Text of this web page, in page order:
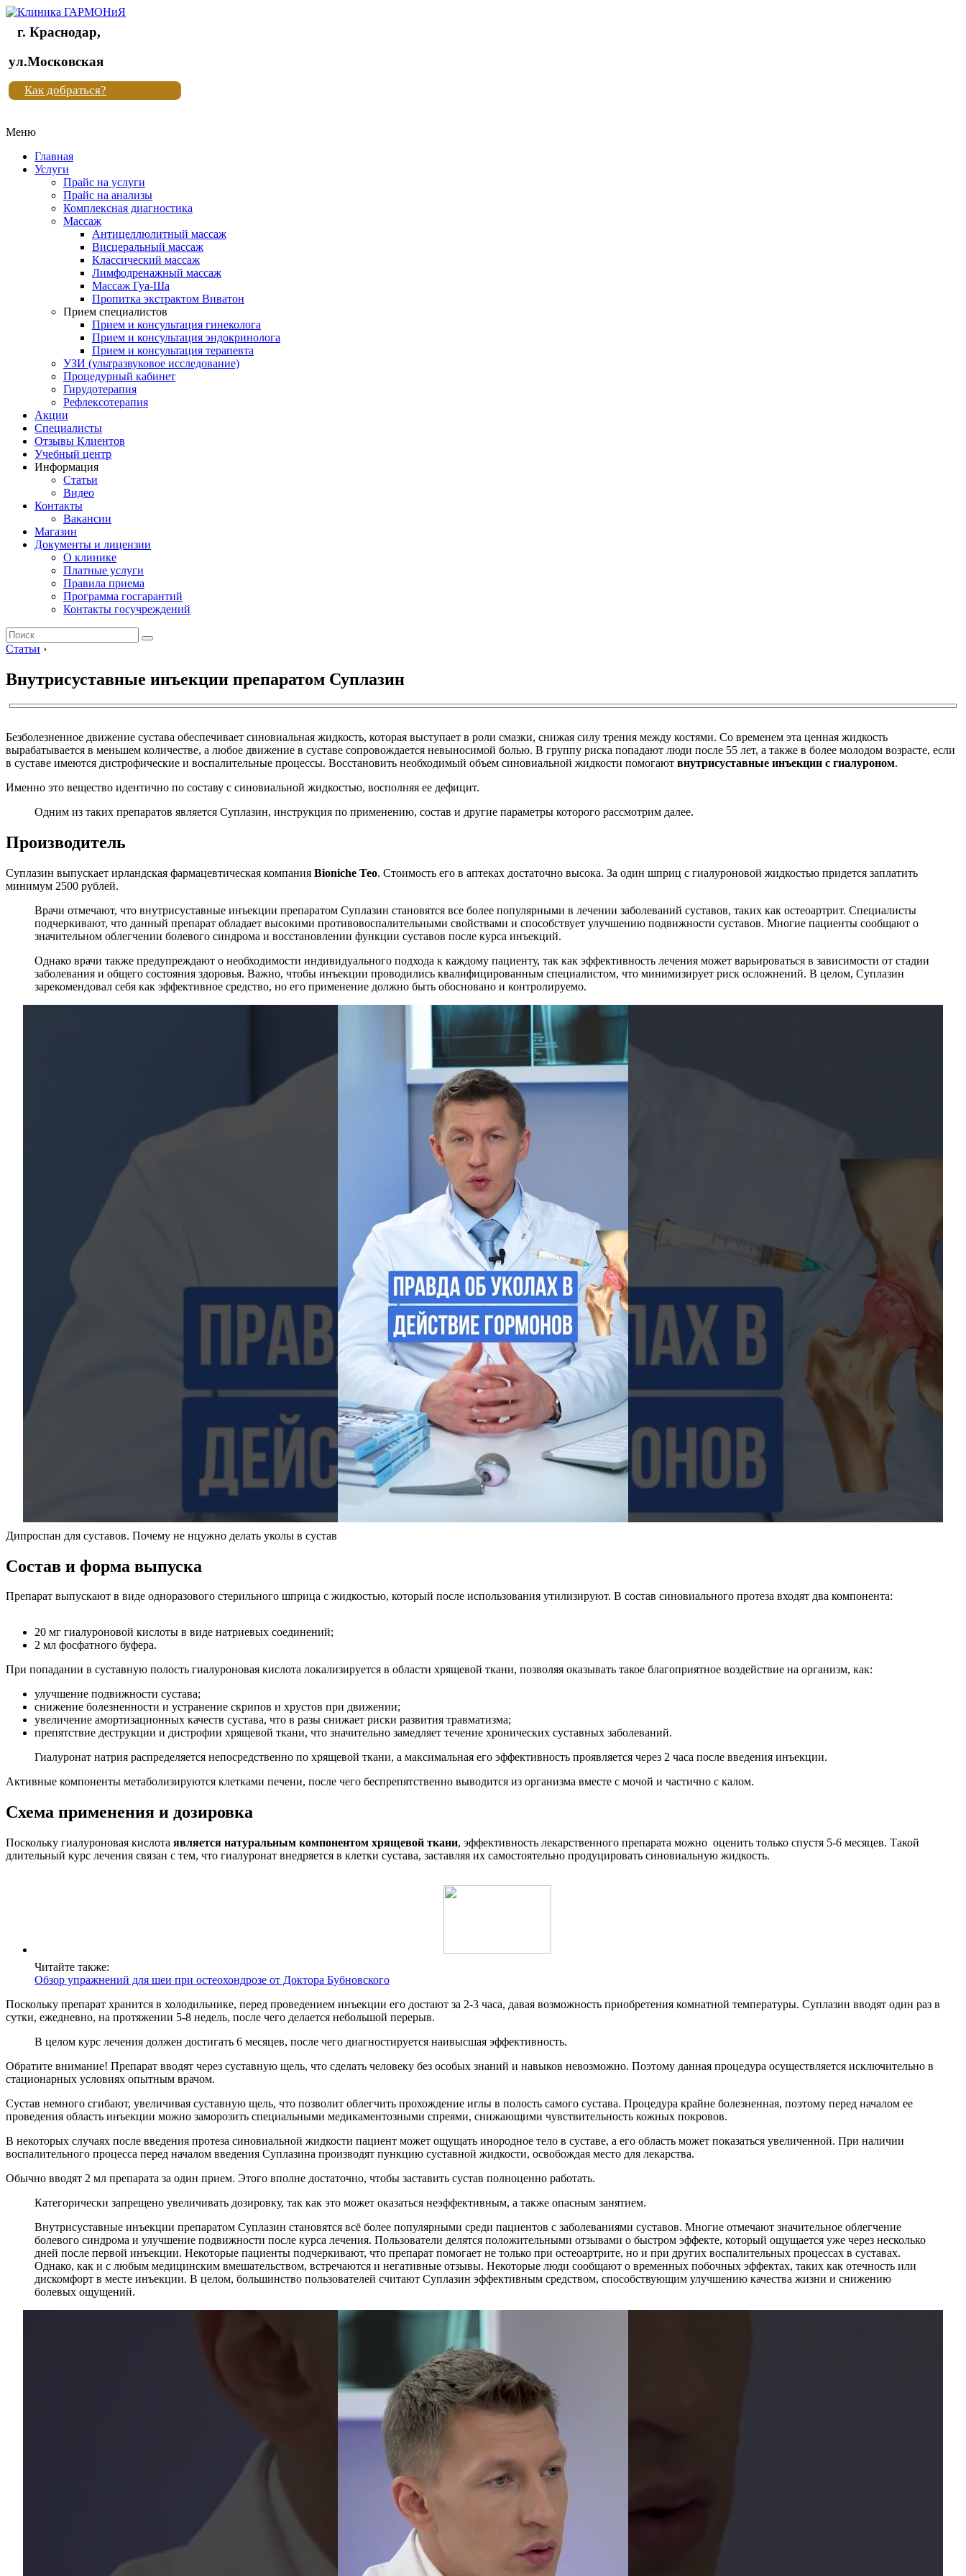
Клиника
"Новая
жизнь"
Клиника
жизнь"
г. Краснодар,
ул.Московская
Как добраться?
Меню
Главная
Услуги
Прайс на услуги
Прайс на анализы
Комплексная диагностика
Массаж
Антицеллюлитный массаж
Висцеральный массаж
Классический массаж
Лимфодренажный массаж
Массаж Гуа-Ша
Пропитка экстрактом Виватон
Прием специалистов
Прием и консультация гинеколога
Прием и консультация эндокринолога
Прием и консультация терапевта
УЗИ (ультразвуковое исследование)
Процедурный кабинет
Гирудотерапия
Рефлексотерапия
Акции
Специалисты
Отзывы Клиентов
Учебный центр
Информация
Статьи
Видео
Контакты
Вакансии
Магазин
Документы и лицензии
О клинике
Платные услуги
Правила приема
Программа госгарантий
Контакты госучреждений
Статьи ›
Внутрисуставные инъекции препаратом Суплазин
Безболезненное движение сустава обеспечивает синовиальная жидкость, которая выступает в роли смазки, снижая силу трения между костями. Со временем эта ценная жидкость
вырабатывается в меньшем количестве, а любое движение в суставе сопровождается невыносимой болью. В группу риска попадают люди после 55 лет, а также в более молодом возрасте, если
в суставе имеются дистрофические и воспалительные процессы. Восстановить необходимый объем синовиальной жидкости помогают внутрисуставные инъекции с гиалуроном.
Именно это вещество идентично по составу с синовиальной жидкостью, восполняя ее дефицит.
Одним из таких препаратов является Суплазин, инструкция по применению, состав и другие параметры которого рассмотрим далее.
Производитель
Суплазин выпускает ирландская фармацевтическая компания Bioniche Teo. Стоимость его в аптеках достаточно высока. За один шприц с гиалуроновой жидкостью придется заплатить
минимум 2500 рублей.
Врачи отмечают, что внутрисуставные инъекции препаратом Суплазин становятся все более популярными в лечении заболеваний суставов, таких как остеоартрит. Специалисты
подчеркивают, что данный препарат обладает высокими противовоспалительными свойствами и способствует улучшению подвижности суставов. Многие пациенты сообщают о
значительном облегчении болевого синдрома и восстановлении функции суставов после курса инъекций.
Однако врачи также предупреждают о необходимости индивидуального подхода к каждому пациенту, так как эффективность лечения может варьироваться в зависимости от стадии
заболевания и общего состояния здоровья. Важно, чтобы инъекции проводились квалифицированным специалистом, что минимизирует риск осложнений. В целом, Суплазин
зарекомендовал себя как эффективное средство, но его применение должно быть обосновано и контролируемо.
Дипроспан для суставов. Почему не нцужно делать уколы в сустав
Состав и форма выпуска
Препарат выпускают в виде одноразового стерильного шприца с жидкостью, который после использования утилизируют. В состав синовиального протеза входят два компонента:
20 мг гиалуроновой кислоты в виде натриевых соединений;
2 мл фосфатного буфера.
При попадании в суставную полость гиалуроновая кислота локализируется в области хрящевой ткани, позволяя оказывать такое благоприятное воздействие на организм, как:
улучшение подвижности сустава;
снижение болезненности и устранение скрипов и хрустов при движении;
увеличение амортизационных качеств сустава, что в разы снижает риски развития травматизма;
препятствие деструкции и дистрофии хрящевой ткани, что значительно замедляет течение хронических суставных заболеваний.
Гиалуронат натрия распределяется непосредственно по хрящевой ткани, а максимальная его эффективность проявляется через 2 часа после введения инъекции.
Активные компоненты метаболизируются клетками печени, после чего беспрепятственно выводится из организма вместе с мочой и частично с калом.
Схема применения и дозировка
Поскольку гиалуроновая кислота является натуральным компонентом хрящевой ткани, эффективность лекарственного препарата можно оценить только спустя 5-6 месяцев. Такой
длительный курс лечения связан с тем, что гиалуронат внедряется в клетки сустава, заставляя их самостоятельно продуцировать синовиальную жидкость.
Читайте также:
Обзор упражнений для шеи при остеохондрозе от Доктора Бубновского
Поскольку препарат хранится в холодильнике, перед проведением инъекции его достают за 2-3 часа, давая возможность приобретения комнатной температуры. Суплазин вводят один раз в
сутки, ежедневно, на протяжении 5-8 недель, после чего делается небольшой перерыв.
В целом курс лечения должен достигать 6 месяцев, после чего диагностируется наивысшая эффективность.
Обратите внимание! Препарат вводят через суставную щель, что сделать человеку без особых знаний и навыков невозможно. Поэтому данная процедура осуществляется исключительно в
стационарных условиях опытным врачом.
Сустав немного сгибают, увеличивая суставную щель, что позволит облегчить прохождение иглы в полость самого сустава. Процедура крайне болезненная, поэтому перед началом ее
проведения область инъекции можно заморозить специальными медикаментозными спреями, снижающими чувствительность кожных покровов.
В некоторых случаях после введения протеза синовиальной жидкости пациент может ощущать инородное тело в суставе, а его область может показаться увеличенной. При наличии
воспалительного процесса перед началом введения Суплазина производят пункцию суставной жидкости, освобождая место для лекарства.
Обычно вводят 2 мл препарата за один прием. Этого вполне достаточно, чтобы заставить сустав полноценно работать.
Категорически запрещено увеличивать дозировку, так как это может оказаться неэффективным, а также опасным занятием.
Внутрисуставные инъекции препаратом Суплазин становятся всё более популярными среди пациентов с заболеваниями суставов. Многие отмечают значительное облегчение
болевого синдрома и улучшение подвижности после курса лечения. Пользователи делятся положительными отзывами о быстром эффекте, который ощущается уже через несколько
дней после первой инъекции. Некоторые пациенты подчеркивают, что препарат помогает не только при остеоартрите, но и при других воспалительных процессах в суставах.
Однако, как и с любым медицинским вмешательством, встречаются и негативные отзывы. Некоторые люди сообщают о временных побочных эффектах, таких как отечность или
дискомфорт в месте инъекции. В целом, большинство пользователей считают Суплазин эффективным средством, способствующим улучшению качества жизни и снижению
болевых ощущений.